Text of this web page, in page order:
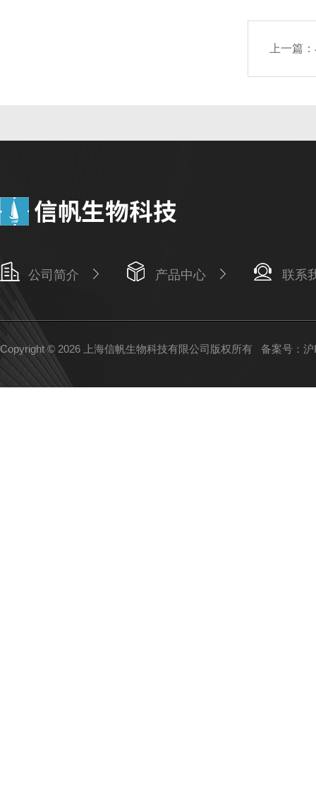
上一篇：
公司简介 产品中心 联系
Copyright © 2026 上海信帆生物科技有限公司版权所有 备案号：